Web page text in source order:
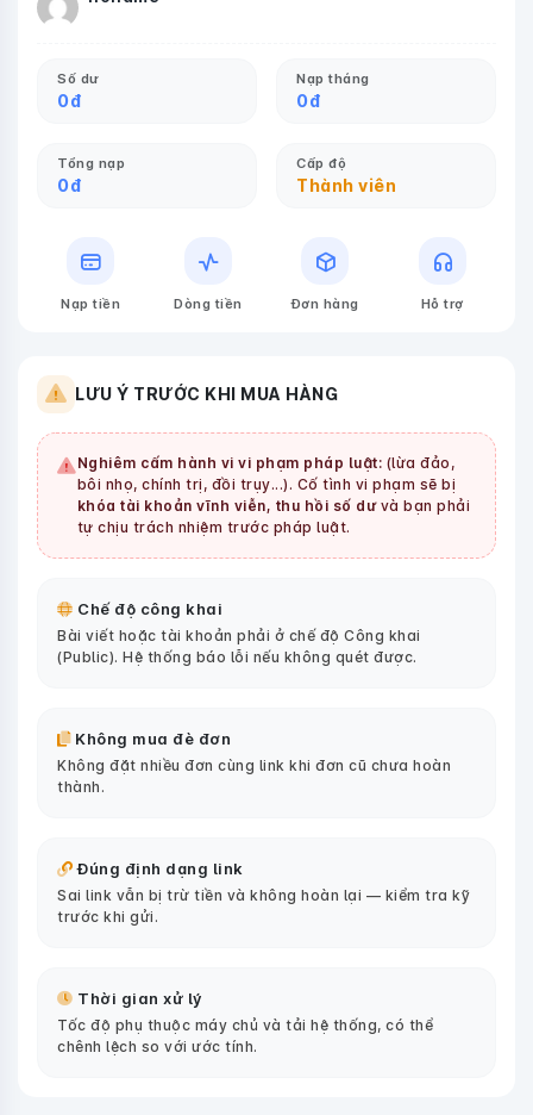
Số dư
0đ
Nạp tháng
0đ
Tổng nạp
0đ
Cấp độ
Thành viên
Nạp tiền Dòng tiền Đơn hàng Hỗ trợ
LƯU Ý TRƯỚC KHI MUA HÀNG
Nghiêm cấm hành vi vi phạm pháp luật: (lừa đảo,
bôi nhọ, chính trị, đồi trụy...). Cố tình vi phạm sẽ bị
khóa tài khoản vĩnh viễn, thu hồi số dưvà bạn phải
tự chịu trách nhiệm trước pháp luật.
Chế độ công khai
Bài viết hoặc tài khoản phải ở chế độ Công khai
(Public). Hệ thống báo lỗi nếu không quét được.
Không mua đè đơn
Không đặt nhiều đơn cùng link khi đơn cũ chưa hoàn
thành.
Đúng định dạng link
Sai link vẫn bị trừ tiền và không hoàn lại — kiểm tra kỹ
trước khi gửi.
Thời gian xử lý
Tốc độ phụ thuộc máy chủ và tải hệ thống, có thể
chênh lệch so với ước tính.